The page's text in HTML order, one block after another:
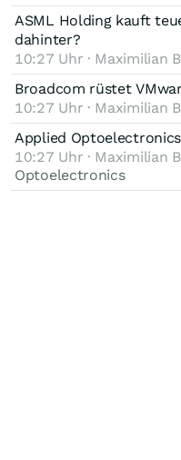
ASML Holding kauft
dahinter?
10:27 Uhr · Maximilian
Broadcom rüstet
10:27 Uhr · Maximilian
Applied
10:27 Uhr · Maximilian
Optoelectronics